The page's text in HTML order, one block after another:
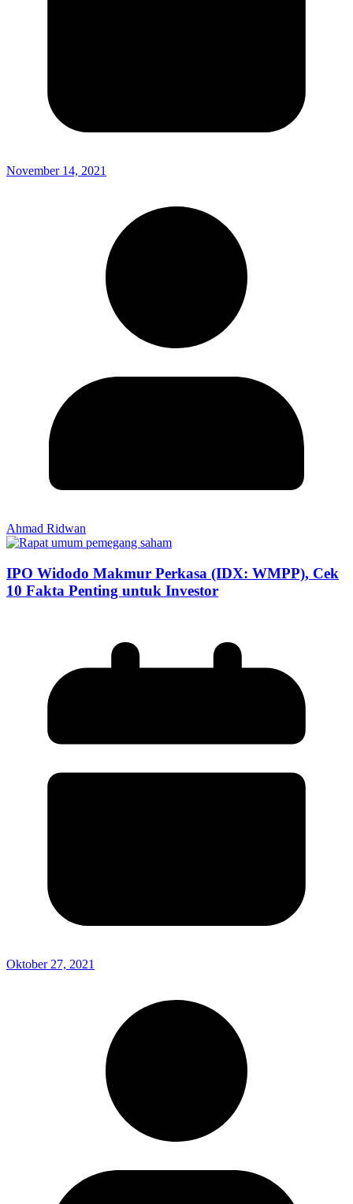
November 14, 2021
Ahmad Ridwan
IPO Widodo Makmur Perkasa (IDX: WMPP), Cek
10 Fakta Penting untuk Investor
Oktober 27, 2021